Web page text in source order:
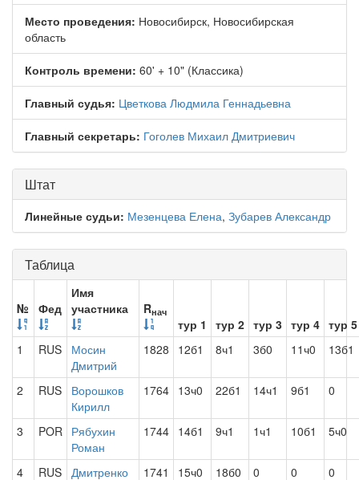
Место проведения: Новосибирск, Новосибирская
область
Контроль времени: 60' + 10" (Классика)
Главный судья: Цветкова Людмила Геннадьевна
Главный секретарь: Гоголев Михаил Дмитриевич
Штат
Линейные судьи: Мезенцева Елена, Зубарев Александр
Таблица
№ Фед
Имя
участника
Rнач
тур 1 тур 2 тур 3 тур 4 тур 5
1
RUS
Мосин
Дмитрий
1828 12б1 8ч1 3б0 11ч0 13б1
2 RUS
Ворошков
Кирилл
1764 13ч0 22б1 14ч1 9б1 0
3 POR Рябухин
Роман
1744 14б1 9ч1 1ч1 10б1 5ч0
4 RUS Дмитренко
1741 15ч0 18б0 0 0 0